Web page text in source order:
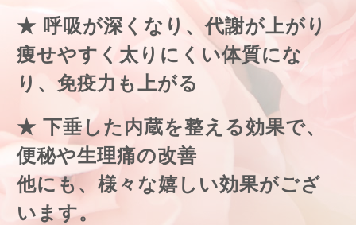
★ 呼吸が深くなり、代謝が上がり
痩せやすく 太りにくい体質にな
り、免疫力も上がる
★ 下垂した内蔵を整える効果で、
便秘や生理痛の改善
他にも、様々な嬉しい効果がござ
います。